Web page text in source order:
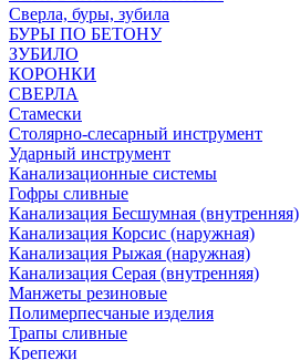
Сверла, буры, зубила
БУРЫ ПО БЕТОНУ
ЗУБИЛО
КОРОНКИ
СВЕРЛА
Стамески
Столярно-слесарный инструмент
Ударный инструмент
Канализационные системы
Гофры сливные
Канализация Бесшумная (внутренняя)
Канализация Корсис (наружная)
Канализация Рыжая (наружная)
Канализация Серая (внутренняя)
Манжеты резиновые
Полимерпесчаные изделия
Трапы сливные
Крепежи